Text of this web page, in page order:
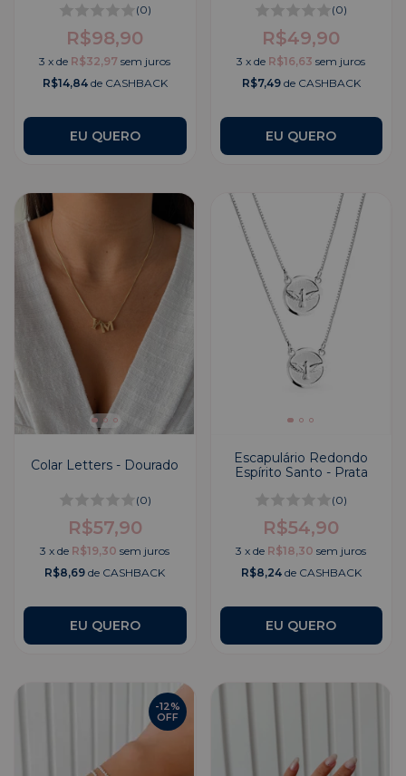
(0)
R$98,90
3 xde R$32,97 sem juros
R$14,84de CASHBACK
(0)
R$49,90
3 xde R$16,63 sem juros
R$7,49de CASHBACK
Colar Letters - Dourado
(0)
R$57,90
3 xde R$19,30 sem juros
R$8,69 de CASHBACK
EU QUERO
Escapulário Redondo
Espírito Santo - Prata
(0)
R$54,90
3 xde R$18,30 sem juros
R$8,24de CASHBACK
-12%
OFF